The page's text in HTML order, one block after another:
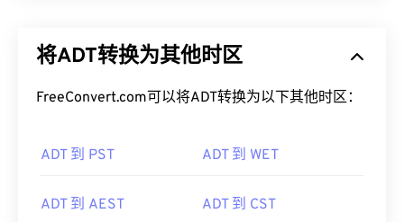
将ADT转换为其他时区
FreeConvert.com可以将ADT转换为以下其他时区：
ADT 到 PST ADT 到 WET
ADT 到 AEST ADT 到 CST